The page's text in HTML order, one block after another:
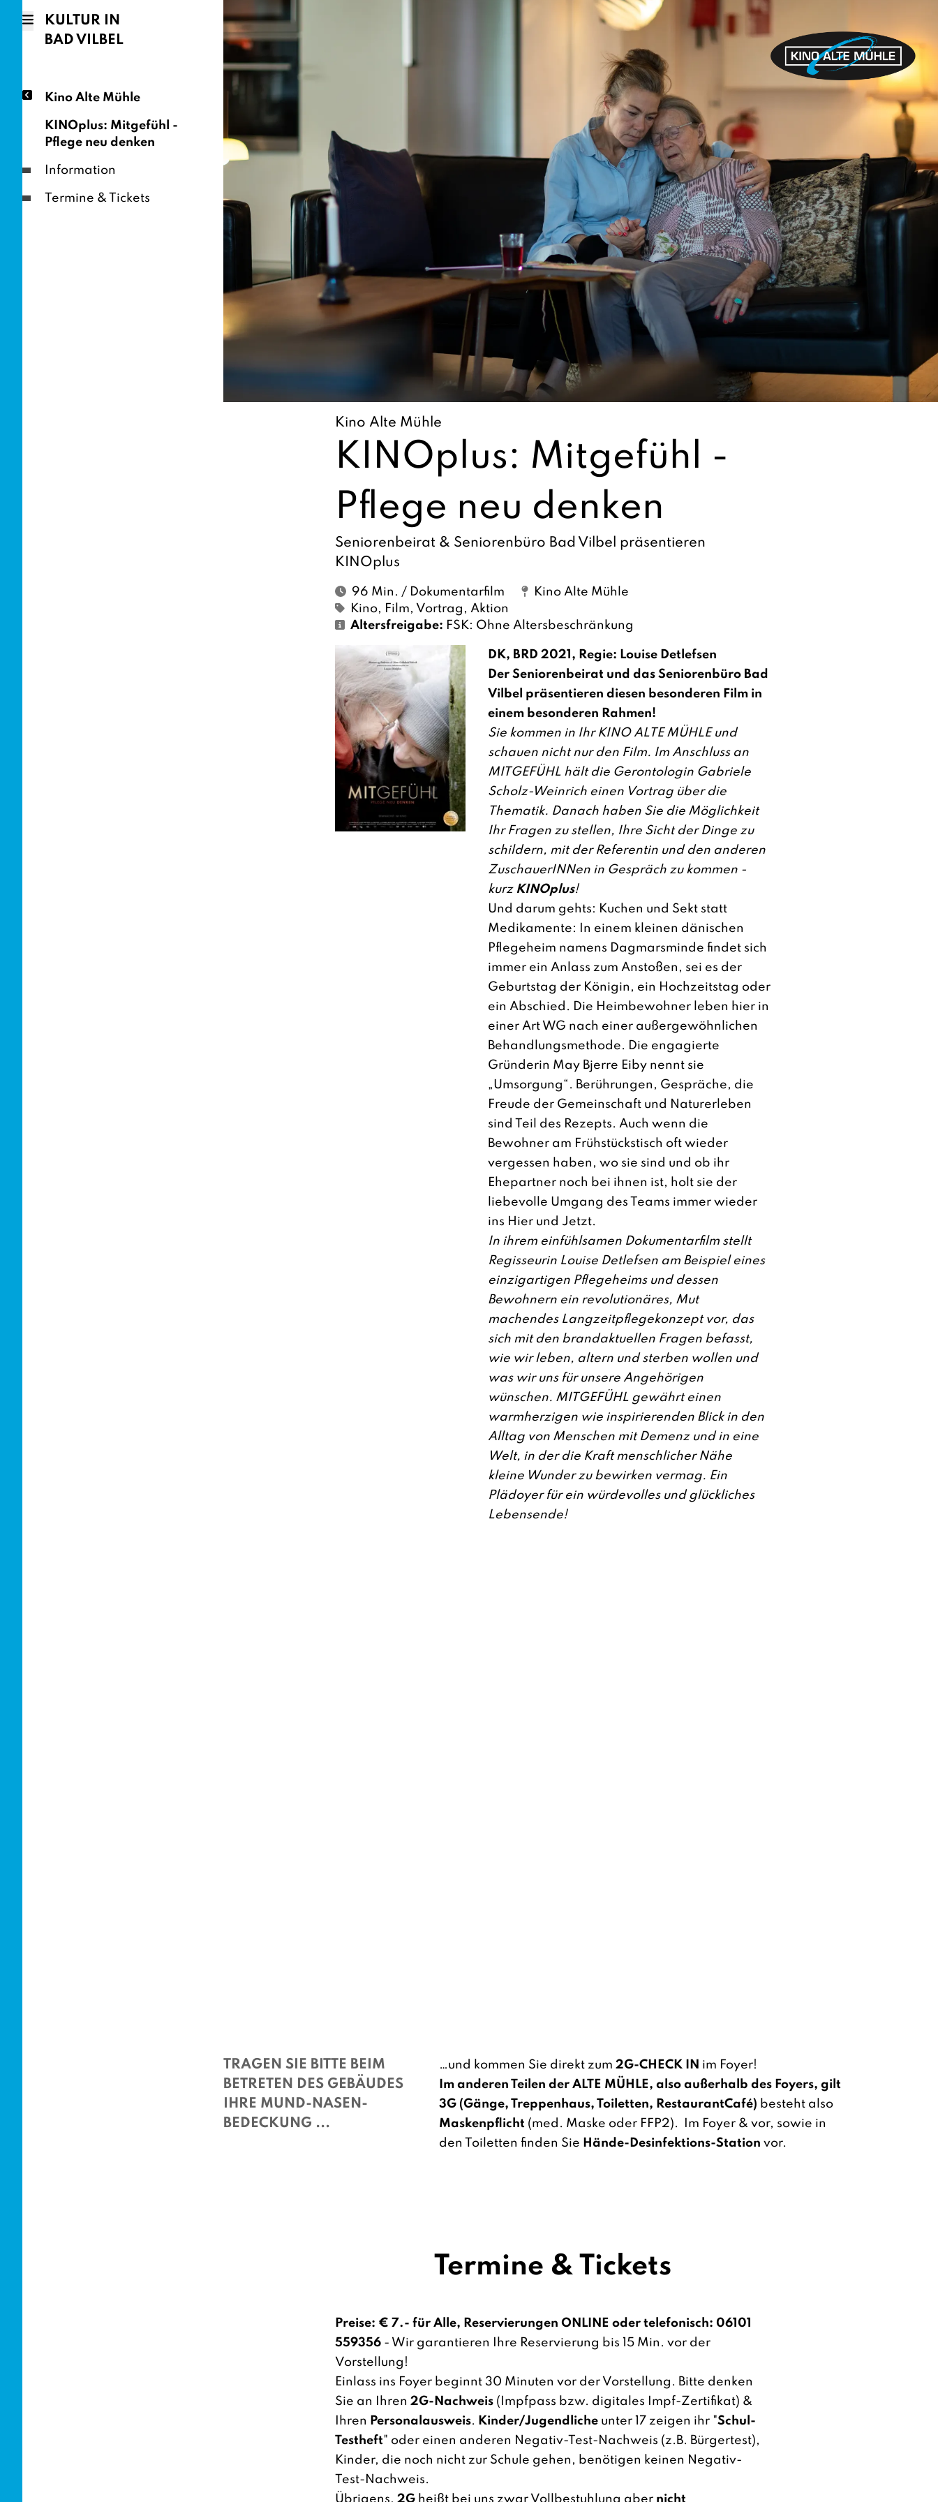
KULTUR IN
BAD VILBEL
Kino Alte Mühle
KINOplus: Mitgefühl -
Pflege neu denken
Information
Termine & Tickets
Kino Alte Mühle
KINOplus: Mitgefühl -
Pflege neu denken
Seniorenbeirat & Seniorenbüro Bad Vilbel präsentieren
KINOplus
96 Min. / Dokumentarfilm
Kino Alte Mühle
Kino, Film, Vortrag , Aktion
Altersfreigabe: FSK: Ohne Altersbeschränkung
DK, BRD 2021, Regie: Louise Detlefsen
Der Seniorenbeirat und das Seniorenbüro Bad
Vilbel präsentieren diesen besonderen Film in
einem besonderen Rahmen!
Sie kommen in Ihr KINO ALTE MÜHLE und
schauen nicht nur den Film. Im Anschluss an
MITGEFÜHL hält die Gerontologin Gabriele
Scholz-Weinrich einen Vortrag über die
Thematik. Danach haben Sie die Möglichkeit
Ihr Fragen zu stellen, Ihre Sicht der Dinge zu
schildern, mit der Referentin und den anderen
ZuschauerINNen in Gespräch zu kommen -
kurz KINOplus!
Und darum gehts: Kuchen und Sekt statt
Medikamente: In einem kleinen dänischen
Pflegeheim namens Dagmarsminde findet sich
immer ein Anlass zum Anstoßen, sei es der
Geburtstag der Königin, ein Hochzeitstag oder
ein Abschied. Die Heimbewohner leben hier in
einer Art WG nach einer außergewöhnlichen
Behandlungsmethode. Die engagierte
Gründerin May Bjerre Eiby nennt sie
„Umsorgung“. Berührungen, Gespräche, die
Freude der Gemeinschaft und Naturerleben
sind Teil des Rezepts. Auch wenn die
Bewohner am Frühstückstisch oft wieder
vergessen haben, wo sie sind und ob ihr
Ehepartner noch bei ihnen ist, holt sie der
liebevolle Umgang des Teams immer wieder
ins Hier und Jetzt.
In ihrem einfühlsamen Dokumentarfilm stellt
Regisseurin Louise Detlefsen am Beispiel eines
einzigartigen Pflegeheims und dessen
Bewohnern ein revolutionäres, Mut
machendes Langzeitpflegekonzept vor, das
sich mit den brandaktuellen Fragen befasst,
wie wir leben, altern und sterben wollen und
was wir uns für unsere Angehörigen
wünschen. MITGEFÜHL gewährt einen
warmherzigen wie inspirierenden Blick in den
Alltag von Menschen mit Demenz und in eine
Welt, in der die Kraft menschlicher Nähe
kleine Wunder zu bewirken vermag. Ein
Plädoyer für ein würdevolles und glückliches
Lebensende!
TRAGEN SIE BITTE BEIM
BETRETEN DES GEBÄUDES
IHRE MUND-NASEN-
BEDECKUNG ...
…und kommen Sie direkt zum2G-CHECK IN im Foyer!
Im anderen Teilen der ALTE MÜHLE, also außerhalb des Foyers, gilt
3G (Gänge, Treppenhaus, Toiletten, RestaurantCafé) besteht also
Maskenpflicht (med. Maske oder FFP2). Im Foyer & vor, sowie in
den Toiletten finden Sie Hände-Desinfektions-Station vor.
Termine & Tickets
Preise: € 7.- für Alle, Reservierungen ONLINE oder telefonisch: 06101
559356 - Wir garantieren Ihre Reservierung bis 15 Min. vor der
Vorstellung!
Einlass ins Foyer beginnt 30 Minuten vor der Vorstellung. Bitte denken
Sie an Ihren 2G-Nachweis (Impfpass bzw. digitales Impf-Zertifikat) &
Ihren Personalausweis. Kinder/Jugendliche unter 17 zeigen ihr "Schul-
Testheft" oder einen anderen Negativ-Test-Nachweis (z.B. Bürgertest),
Kinder, die noch nicht zur Schule gehen, benötigen keinen Negativ-
Test-Nachweis.
Übrigens, 2G heißt bei uns zwar Vollbestuhlung aber nicht